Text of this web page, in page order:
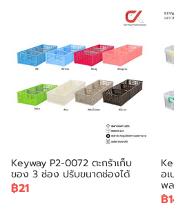
Keyway P2-0072 ตะกร้าเก็บ
ของ 3 ช่อง ปรับขนาดช่องได้
฿21
อ
พ
฿